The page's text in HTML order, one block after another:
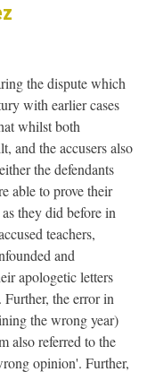
the dispute which
with earlier cases
whilst both
and the accusers also
the defendants
able to prove their
they did before in
teachers,
and
apologetic letters
Further, the error in
the wrong year)
also referred to the
opinion'. Further,